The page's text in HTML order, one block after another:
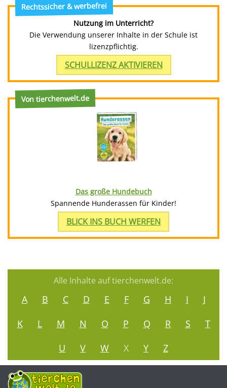
Rechtssicher & werbefrei
Nutzung im Unterricht?
Die Verwendung unserer Inhalte in der Schule ist
lizenzpflichtig.
SCHULLIZENZ AKTIVIEREN
Von tierchenwelt.de
Das große Hundebuch
Spannende Hunderassen für Kinder!
BLICK INS BUCH WERFEN
Alle Inhalte auf tierchenwelt.de:
A B C D E F G H I
J
K
L M N O P Q R S
T
U
V W X Y Z